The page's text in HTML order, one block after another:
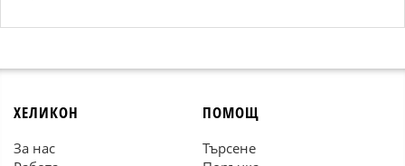
ХЕЛИКОН
За нас
ПОМОЩ
Търсене